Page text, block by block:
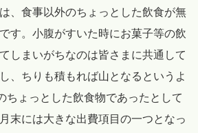
、食事以外のちょっとした飲食が無
す。小腹がすいた時にお菓子等の飲
しまいがちなのは皆さまに共通して
、ちりも積もれば山となるというよ
ちょっとした飲食物であったとして
末には大きな出費項目の一つとなっ